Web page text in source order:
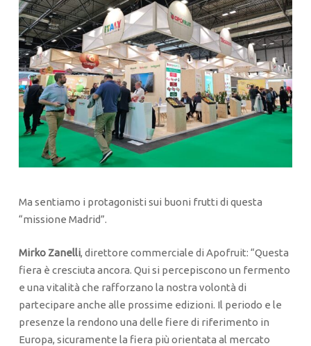
Ma sentiamo i protagonisti sui buoni frutti di questa
“missione Madrid”.
Mirko Zanelli, direttore commerciale di Apofruit: “Questa
fiera è cresciuta ancora. Qui si percepiscono un fermento
e una vitalità che rafforzano la nostra volontà di
partecipare anche alle prossime edizioni. Il periodo e le
presenze la rendono una delle fiere di riferimento in
Europa, sicuramente la fiera più orientata al mercato